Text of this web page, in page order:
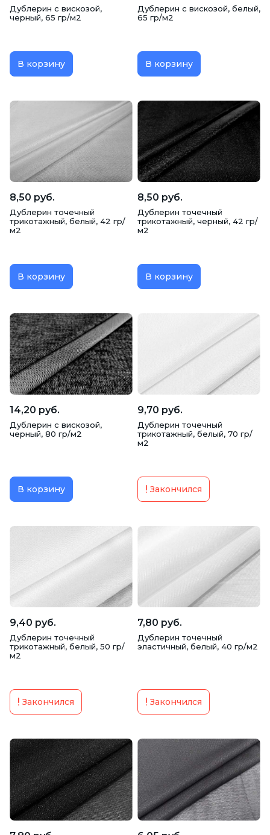
Дублерин с вискозой,
черный, 65 гр/м2
В корзину
Дублерин с вискозой, белый,
65 гр/м2
В корзину
8,50 руб.
Дублерин точечный
трикотажный, белый, 42 гр/
м2
В корзину
8,50 руб.
Дублерин точечный
трикотажный, черный, 42 гр/
м2
В корзину
14,20 руб.
Дублерин с вискозой,
черный, 80 гр/м2
В корзину
9,70 руб.
Дублерин точечный
трикотажный, белый, 70 гр/
м2
Закончился
9,40 руб.
Дублерин точечный
трикотажный, белый, 50 гр/
м2
Закончился
7,80 руб.
Дублерин точечный
эластичный, белый, 40 гр/м2
Закончился